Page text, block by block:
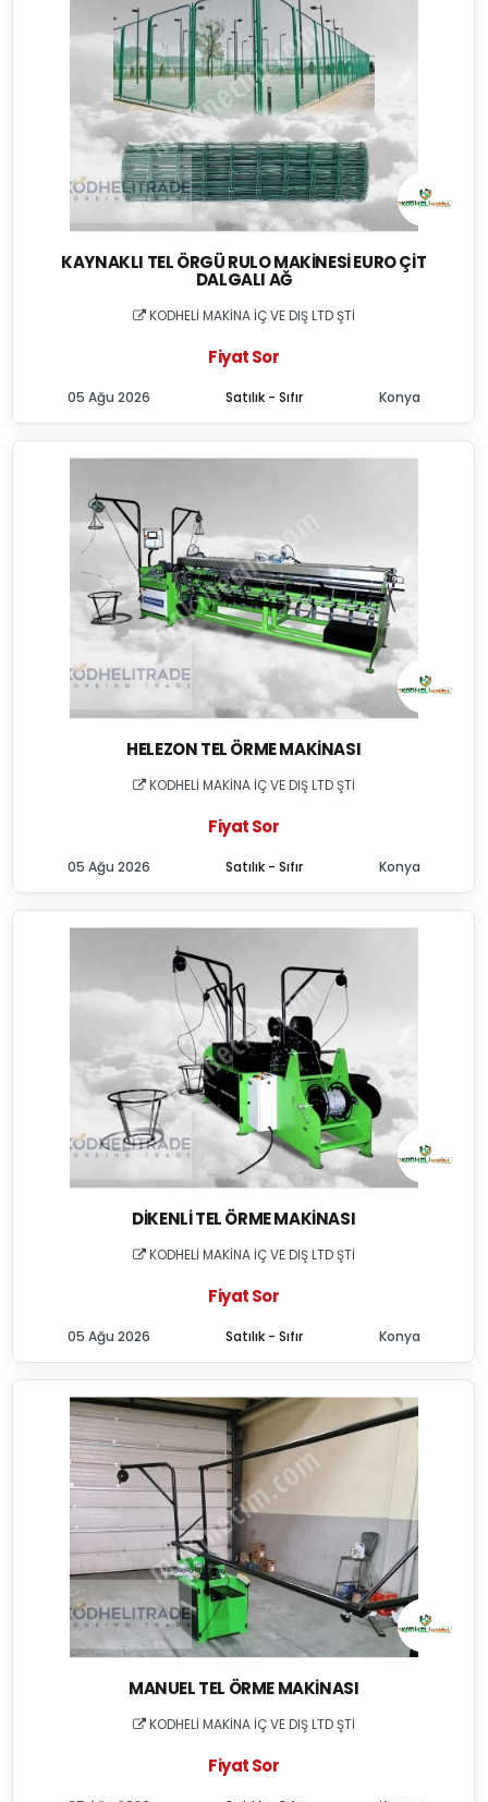
KAYNAKLI TEL ÖRGÜ RULO MAKINESI EURO ÇIT
DALGALI AĞ
KODHELİ MAKİNA İÇ VE DIŞ LTD ŞTİ
Fiyat Sor
Satılık - Sıfır
05 Ağu 2026 Konya
HELEZON TEL ÖRME MAKINASI
KODHELİ MAKİNA İÇ VE DIŞ LTD ŞTİ
Fiyat Sor
Satılık - Sıfır
05 Ağu 2026 Konya
DIKENLI TEL ÖRME MAKINASI
KODHELİ MAKİNA İÇ VE DIŞ LTD ŞTİ
Fiyat Sor
Satılık - Sıfır
05 Ağu 2026 Konya
MANUEL TEL ÖRME MAKINASI
KODHELİ MAKİNA İÇ VE DIŞ LTD ŞTİ
Fiyat Sor